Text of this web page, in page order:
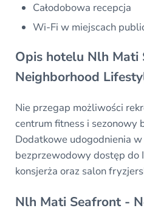
Całodobowa recepcja
Wi-Fi w miejscach
Opis hotelu Nlh Mati
Neighborhood
Nie przegap możliwości
centrum fitness i sezonowy
Dodatkowe udogodnienia
bezprzewodowy dostęp do
konsjerża oraz salon
Nlh Mati Seafront -